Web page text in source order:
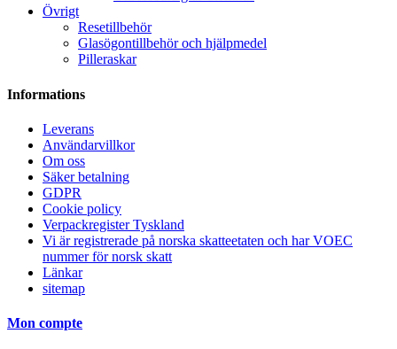
Övrigt
Resetillbehör
Glasögontillbehör och hjälpmedel
Pilleraskar
Informations
Leverans
Användarvillkor
Om oss
Säker betalning
GDPR
Cookie policy
Verpackregister Tyskland
Vi är registrerade på norska skatteetaten och har VOEC
nummer för norsk skatt
Länkar
sitemap
Mon compte